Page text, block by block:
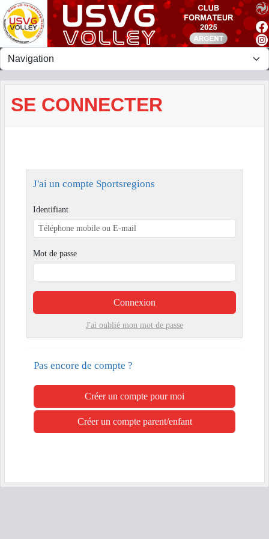
SE CONNECTER
J'ai un compte Sportsregions
Identifiant
Mot de passe
Connexion
J'ai oublié mon mot de passe
Pas encore de compte ?
Créer un compte pour moi
Créer un compte parent/enfant
Panneau de gestion des cookies